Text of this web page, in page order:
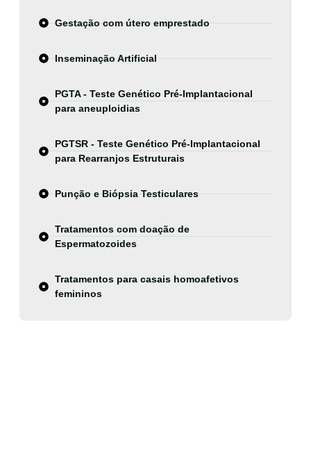
Gestação com útero emprestado
Inseminação Artificial
PGTA - Teste Genético Pré-Implantacional
para aneuploidias
PGTSR - Teste Genético Pré-Implantacional
para Rearranjos Estruturais
Punção e Biópsia Testiculares
Tratamentos com doação de
Espermatozoides
Tratamentos para casais homoafetivos
femininos